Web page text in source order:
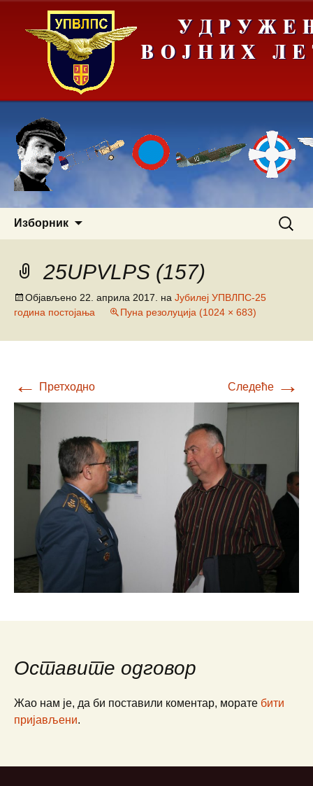
Изборник
25UPVLPS (157)
Објављено 22. априла 2017. на Јубилеј УПВЛПС-25
година постојања
Пуна резолуција (1024 × 683)
← Претходно Следеће →
Оставите одговор
Жао нам је, да би поставили коментар, морате бити
пријављени.